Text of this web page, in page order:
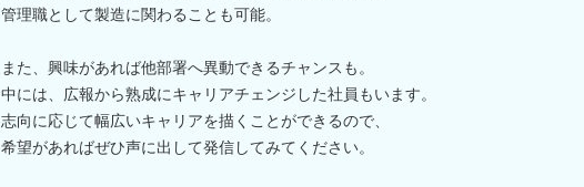
管理職として製造に関わることも可能。
また、興味があれば他部署へ異動できるチャンスも。
中には、広報から熟成にキャリアチェンジした社員もいます。
志向に応じて幅広いキャリアを描くことができるので、
希望があればぜひ声に出して発信してみてください。